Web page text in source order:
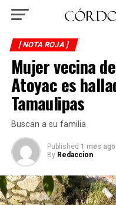
[ NOTA ROJA ]
Mujer vecina
Atoyac es
Tamaulipas
Buscan a su familia
Published 1 mes ago
By Redaccion